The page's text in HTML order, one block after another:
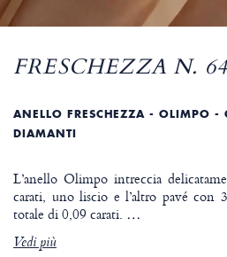
FRESCHEZZA N. 64
ANELLO FRESCHEZZA - OLIMPO -
DIAMANTI
L’anello Olimpo intreccia
carati, uno liscio e l’altro pavé
totale di 0,09 carati. …
Vedi più